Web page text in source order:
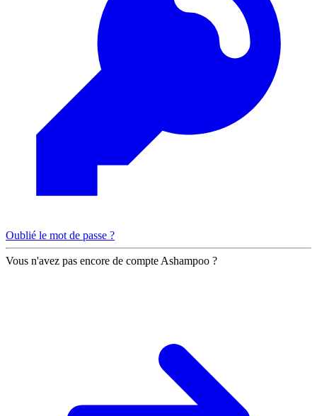
Oublié le mot de passe ?
Vous n'avez pas encore de compte Ashampoo ?